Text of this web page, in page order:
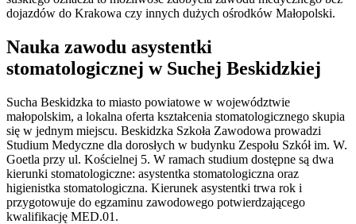
dojazdów do Krakowa czy innych dużych ośrodków Małopolski.
Nauka zawodu asystentki
stomatologicznej w Suchej Beskidzkiej
Sucha Beskidzka to miasto powiatowe w województwie
małopolskim, a lokalna oferta kształcenia stomatologicznego skupia
się w jednym miejscu. Beskidzka Szkoła Zawodowa prowadzi
Studium Medyczne dla dorosłych w budynku Zespołu Szkół im. W.
Goetla przy ul. Kościelnej 5. W ramach studium dostępne są dwa
kierunki stomatologiczne: asystentka stomatologiczna oraz
higienistka stomatologiczna. Kierunek asystentki trwa rok i
przygotowuje do egzaminu zawodowego potwierdzającego
kwalifikację MED.01.